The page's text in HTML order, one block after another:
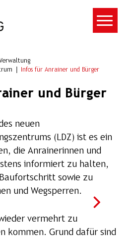
Infos für Anrainer und Bürger
und Bürger
neuen
(LDZ) ist es ein
die Anrainerinnen und
informiert zu halten,
sowie zu
und Wegsperren.
vermehrt zu
kommen. Grund dafür sind